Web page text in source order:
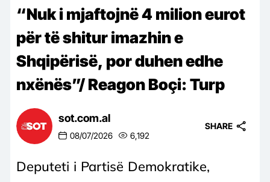
“Nuk i mjaftojnë 4 milion eurot
për të shitur imazhin e
Shqipërisë, por duhen edhe
nxënës”/ Reagon Boçi: Turp
sot.com.al
08/07/2026 6,192
SHARE
Deputeti i Partisë Demokratike,